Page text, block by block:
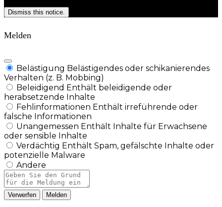
Dismiss this notice.
Melden
Belästigung Belästigendes oder schikanierendes
Verhalten (z. B. Mobbing)
Beleidigend Enthält beleidigende oder
herabsetzende Inhalte
Fehlinformationen Enthält irreführende oder
falsche Informationen
Unangemessen Enthält Inhalte für Erwachsene
oder sensible Inhalte
Verdächtig Enthält Spam, gefälschte Inhalte oder
potenzielle Malware
Andere
Berichtsnotiz
Melden